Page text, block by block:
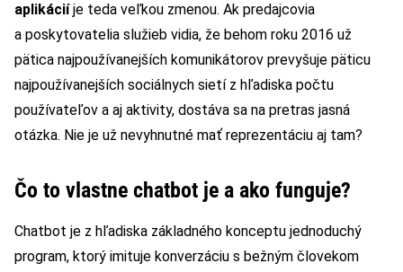
aplikáciíje teda veľkou zmenou. Ak predajcovia
a poskytovatelia služieb vidia, že behom roku 2016 už
pätica najpoužívanejších komunikátorov prevyšuje päticu
najpoužívanejších sociálnych sietí z hľadiska počtu
používateľov a aj aktivity, dostáva sa na pretras jasná
otázka. Nie je už nevyhnutné mať reprezentáciu aj tam?
Čo to vlastne chatbot je a ako funguje?
Chatbot je z hľadiska základného konceptu jednoduchý
program, ktorý imituje konverzáciu s bežným človekom